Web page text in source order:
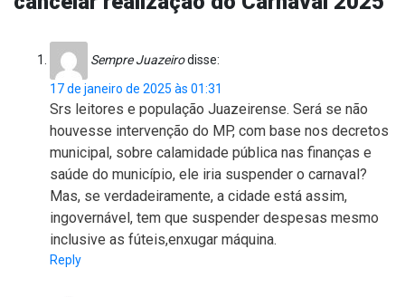
Sempre Juazeirodisse:
17 de janeiro de 2025 às 01:31
Srs leitores e população Juazeirense. Será se não
houvesse intervenção do MP, com base nos decretos
municipal, sobre calamidade pública nas finanças e
saúde do município, ele iria suspender o carnaval?
Mas, se verdadeiramente, a cidade está assim,
ingovernável, tem que suspender despesas mesmo
inclusive as fúteis,enxugar máquina.
Reply